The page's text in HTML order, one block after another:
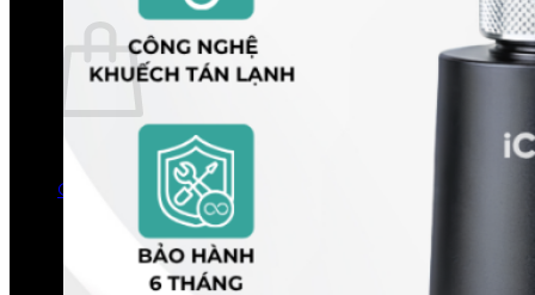
Giỏ hàng
Chưa có sản phẩm trong giỏ hàng.
Quay trở lại cửa hàng